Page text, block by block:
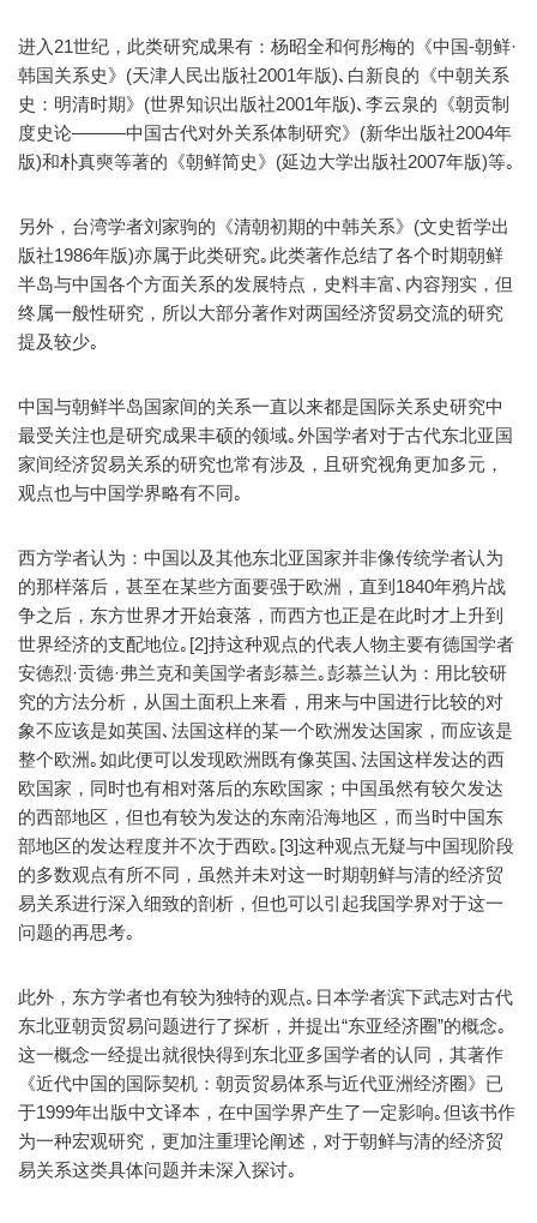
进入21世纪，此类研究成果有：杨昭全和何彤梅的《中国-朝鲜·
韩国关系史》(天津人民出版社2001年版)､白新良的《中朝关系
史：明清时期》(世界知识出版社2001年版)､李云泉的《朝贡制
度史论———中国古代对外关系体制研究》(新华出版社2004年
版)和朴真奭等著的《朝鲜简史》(延边大学出版社2007年版)等｡
另外，台湾学者刘家驹的《清朝初期的中韩关系》(文史哲学出
版社1986年版)亦属于此类研究｡此类著作总结了各个时期朝鲜
半岛与中国各个方面关系的发展特点，史料丰富､内容翔实，但
终属一般性研究，所以大部分著作对两国经济贸易交流的研究
提及较少｡
中国与朝鲜半岛国家间的关系一直以来都是国际关系史研究中
最受关注也是研究成果丰硕的领域｡外国学者对于古代东北亚国
家间经济贸易关系的研究也常有涉及，且研究视角更加多元，
观点也与中国学界略有不同｡
西方学者认为：中国以及其他东北亚国家并非像传统学者认为
的那样落后，甚至在某些方面要强于欧洲，直到1840年鸦片战
争之后，东方世界才开始衰落，而西方也正是在此时才上升到
世界经济的支配地位｡[2]持这种观点的代表人物主要有德国学者
安德烈·贡德·弗兰克和美国学者彭慕兰｡彭慕兰认为：用比较研
究的方法分析，从国土面积上来看，用来与中国进行比较的对
象不应该是如英国､法国这样的某一个欧洲发达国家，而应该是
整个欧洲｡如此便可以发现欧洲既有像英国､法国这样发达的西
欧国家，同时也有相对落后的东欧国家；中国虽然有较欠发达
的西部地区，但也有较为发达的东南沿海地区，而当时中国东
部地区的发达程度并不次于西欧｡[3]这种观点无疑与中国现阶段
的多数观点有所不同，虽然并未对这一时期朝鲜与清的经济贸
易关系进行深入细致的剖析，但也可以引起我国学界对于这一
问题的再思考｡
此外，东方学者也有较为独特的观点｡日本学者滨下武志对古代
东北亚朝贡贸易问题进行了探析，并提出“东亚经济圈”的概念｡
这一概念一经提出就很快得到东北亚多国学者的认同，其著作
《近代中国的国际契机：朝贡贸易体系与近代亚洲经济圈》已
于1999年出版中文译本，在中国学界产生了一定影响｡但该书作
为一种宏观研究，更加注重理论阐述，对于朝鲜与清的经济贸
易关系这类具体问题并未深入探讨｡